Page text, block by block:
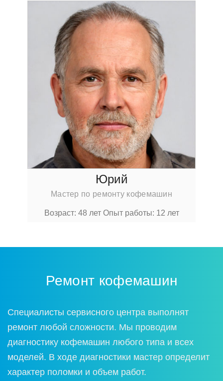
Юрий
Мастер по ремонту кофемашин
Возраст: 48 летОпыт работы: 12 лет
Ремонт кофемашин
Специалисты сервисного центра выполнят
ремонт любой сложности. Мы проводим
диагностику кофемашин любого типа и всех
моделей. В ходе диагностики мастер определит
характер поломки и объем работ.